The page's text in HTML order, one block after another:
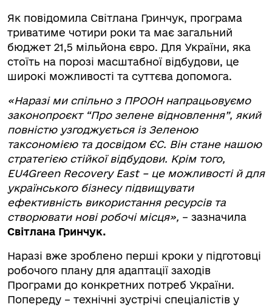
Як повідомила Світлана Гринчук, програма
триватиме чотири роки та має загальний
бюджет 21,5 мільйона євро. Для України, яка
стоїть на порозі масштабної відбудови, це
широкі можливості та суттєва допомога.
«Наразі ми спільно з ПРООН напрацьовуємо
законопроєкт “Про зелене відновлення”, який
повністю узгоджується із Зеленою
таксономією та досвідом ЄС. Він стане нашою
стратегією стійкої відбудови. Крім того,
EU4Green Recovery East – це можливості й для
українського бізнесу підвищувати
ефективність використання ресурсів та
створювати нові робочі місця», – зазначила
Світлана Гринчук.
Наразі вже зроблено перші кроки у підготовці
робочого плану для адаптації заходів
Програми до конкретних потреб України.
Попереду – технічні зустрічі спеціалістів у